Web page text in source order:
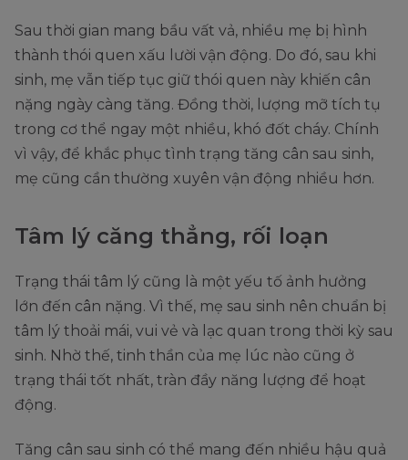
Sau thời gian mang bầu vất vả, nhiều mẹ bị hình
thành thói quen xấu lười vận động. Do đó, sau khi
sinh, mẹ vẫn tiếp tục giữ thói quen này khiến cân
nặng ngày càng tăng. Đồng thời, lượng mỡ tích tụ
trong cơ thể ngay một nhiều, khó đốt cháy. Chính
vì vậy, để khắc phục tình trạng tăng cân sau sinh,
mẹ cũng cần thường xuyên vận động nhiều hơn.
Tâm lý căng thẳng, rối loạn
Trạng thái tâm lý cũng là một yếu tố ảnh hưởng
lớn đến cân nặng. Vì thế, mẹ sau sinh nên chuẩn bị
tâm lý thoải mái, vui vẻ và lạc quan trong thời kỳ sau
sinh. Nhờ thế, tinh thần của mẹ lúc nào cũng ở
trạng thái tốt nhất, tràn đầy năng lượng để hoạt
động.
Tăng cân sau sinh có thể mang đến nhiều hậu quả